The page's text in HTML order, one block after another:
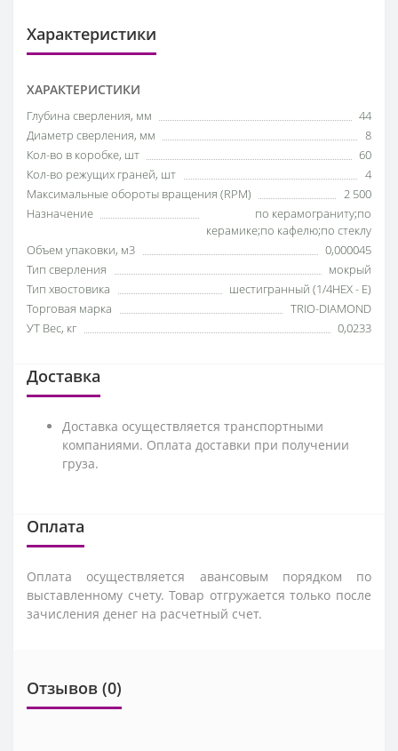
Характеристики
ХАРАКТЕРИСТИКИ
Глубина сверления, мм
44
Диаметр сверления, мм
8
Кол-во в коробке, шт
60
Кол-во режущих граней, шт
4
Максимальные обороты вращения (RPM)
2 500
Назначение
по керамограниту;по
керамике;по кафелю;по стеклу
Объем упаковки, м3
0,000045
Тип сверления
мокрый
Тип хвостовика
шестигранный (1/4HEX - E)
Торговая марка
TRIO-DIAMOND
УТ Вес, кг
0,0233
Доставка
Доставка осуществляется транспортными
компаниями. Оплата доставки при получении
груза.
Оплата
Оплата осуществляется авансовым порядком по
выставленному счету. Товар отгружается только после
зачисления денег на расчетный счет.
Отзывов (0)